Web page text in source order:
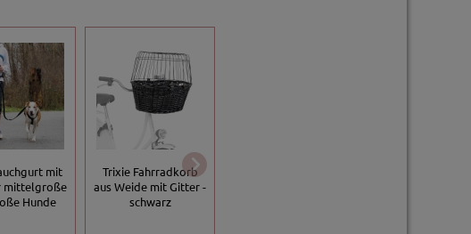
mit
mittelgroße
Hunde
Trixie Fahrradkorb
aus Weide mit Gitter -
schwarz